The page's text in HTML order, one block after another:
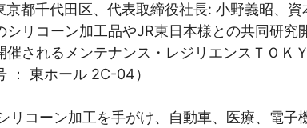
都千代田区、代表取締役社長: 小野義昭、資
リコーン加工品やJR東日本様との共同研究
催されるメンテナンス・レジリエンスＴＯＫ
： 東ホール 2C-04）
リコーン加工を手がけ、自動車、医療、電